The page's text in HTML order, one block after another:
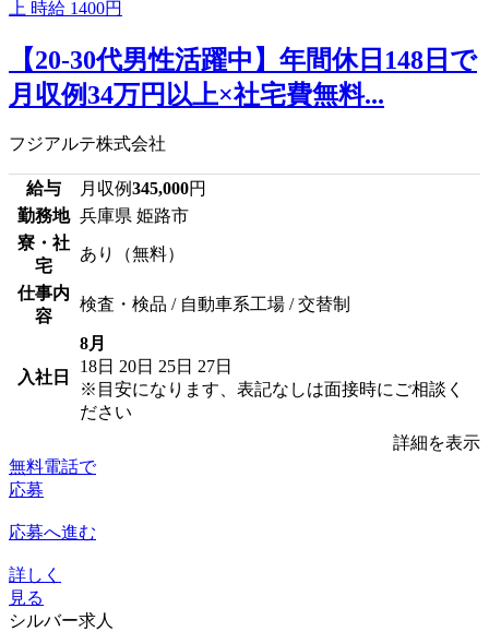
【20-30代男性活躍中】年間休日148日で
月収例34万円以上×社宅費無料...
フジアルテ株式会社
給与 月収例345,000円
勤務地 兵庫県 姫路市
寮・社
宅
あり（無料）
仕事内
容
検査・検品 / 自動車系工場 / 交替制
入社日
8月
18日 20日 25日 27日
※目安になります、表記なしは面接時にご相談く
ださい
詳細を表示
無料電話で
応募
応募へ進む
詳しく
見る
シルバー求人